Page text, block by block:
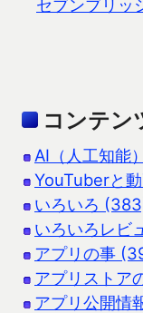
セブンブリッ
コンテン
AI（人工知能
YouTuberと
いろいろ
いろいろレビ
アプリの事
アプリストア
アプリ公開情